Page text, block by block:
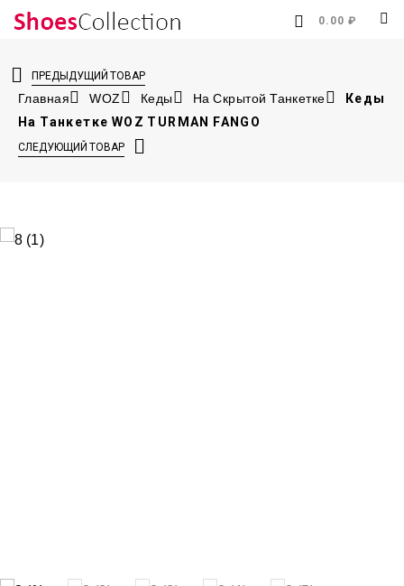
0.00 ₽
ПРЕДЫДУЩИЙ ТОВАР
Главная WOZ Кеды На Скрытой Танкетке
Кеды
На Танкетке WOZ TURMAN FANGO
СЛЕДУЮЩИЙ ТОВАР